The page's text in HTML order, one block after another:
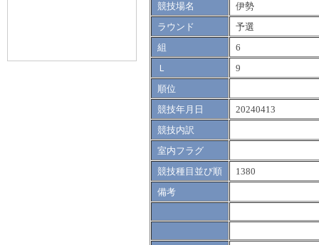
競技場名
伊勢
ラウンド
予選
組
6
Ｌ
9
順位
競技年月日
20240413
競技内訳
室内フラグ
競技種目並び順
1380
備考